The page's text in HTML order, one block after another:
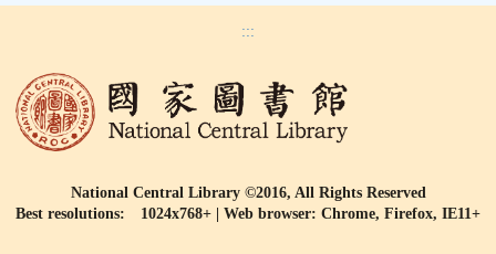
:::
National Central Library ©2016, All Rights Reserved
Best resolutions: 1024x768+ | Web browser: Chrome, Firefox, IE11+